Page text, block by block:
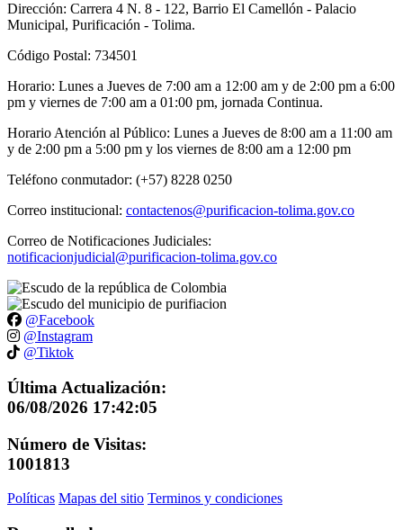
Dirección: Carrera 4 N. 8 - 122, Barrio El Camellón - Palacio
Municipal, Purificación - Tolima.
Código Postal: 734501
Horario: Lunes a Jueves de 7:00 am a 12:00 am y de 2:00 pm a 6:00
pm y viernes de 7:00 am a 01:00 pm, jornada Continua.
Horario Atención al Público: Lunes a Jueves de 8:00 am a 11:00 am
y de 2:00 pm a 5:00 pm y los viernes de 8:00 am a 12:00 pm
Teléfono conmutador: (+57) 8228 0250
Correo institucional: contactenos@purificacion-tolima.gov.co
Correo de Notificaciones Judiciales:
notificacionjudicial@purificacion-tolima.gov.co
@Facebook
@Instagram
@Tiktok
Última Actualización:
06/08/2026 17:42:05
Número de Visitas:
1001813
Políticas Mapas del sitio Terminos y condiciones